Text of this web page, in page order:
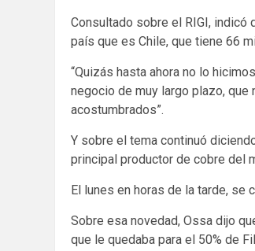
Consultado sobre el RIGI, indicó
país que es Chile, que tiene 66
“Quizás hasta ahora no lo
negocio de muy largo plazo,
acostumbrados”.
Y sobre el tema continuó
principal productor de cobre del
El lunes en horas de la tarde, se
Sobre esa novedad, Ossa dijo
que le quedaba para el 50% de